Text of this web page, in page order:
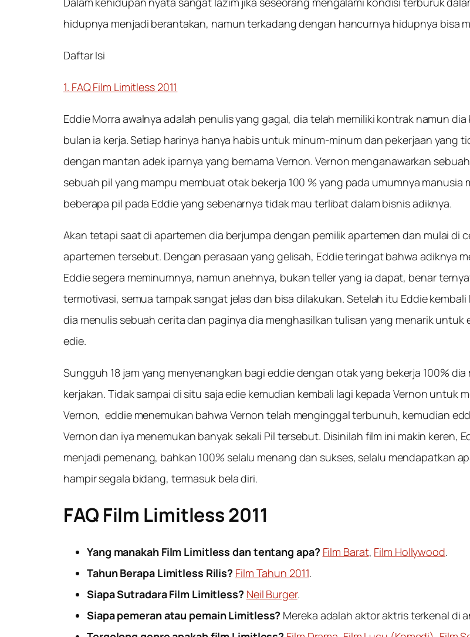
hidupnya menjadi berantakan, namun terkadang dengan hancurnya hidupnya bisa
Daftar Isi
1. FAQ Film Limitless 2011
Eddie Morra awalnya adalah penulis yang gagal, dia telah memiliki kontrak namun
bulan ia kerja. Setiap harinya hanya habis untuk minum-minum dan pekerjaan yang
dengan mantan adek iparnya yang bernama Vernon. Vernon menganawarkan
sebuah pil yang mampu membuat otak bekerja 100 % yang pada umumnya manusia
beberapa pil pada Eddie yang sebenarnya tidak mau terlibat dalam bisnis adiknya.
Akan tetapi saat di apartemen dia berjumpa dengan pemilik apartemen dan mulai di
apartemen tersebut. Dengan perasaan yang gelisah, Eddie teringat bahwa adiknya
Eddie segera meminumnya, namun anehnya, bukan teller yang ia dapat, benar
termotivasi, semua tampak sangat jelas dan bisa dilakukan. Setelah itu Eddie
dia menulis sebuah cerita dan paginya dia menghasilkan tulisan yang menarik
edie.
Sungguh 18 jam yang menyenangkan bagi eddie dengan otak yang bekerja 100%
kerjakan. Tidak sampai di situ saja edie kemudian kembali lagi kepada Vernon untuk
Vernon, eddie menemukan bahwa Vernon telah menginggal terbunuh, kemudian
Vernon dan iya menemukan banyak sekali Pil tersebut. Disinilah film ini makin
menjadi pemenang, bahkan 100% selalu menang dan sukses, selalu mendapatkan
hampir segala bidang, termasuk bela diri.
FAQ Film Limitless 2011
Yang manakah Film Limitless dan tentang apa? Film Barat, Film Hollywood.
Tahun Berapa Limitless Rilis? Film Tahun 2011.
Siapa Sutradara Film Limitless? Neil Burger.
Siapa pemeran atau pemain Limitless? Mereka adalah aktor aktris terkenal di